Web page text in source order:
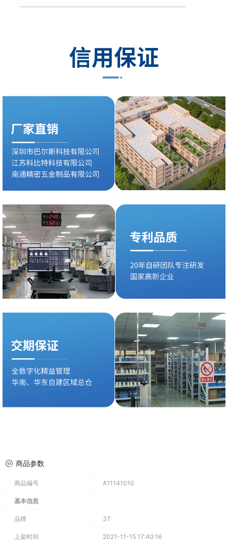
商品参数
商品编号 A11141010
基本信息
品牌 3T
上架时间 2021-11-15 17:40:16